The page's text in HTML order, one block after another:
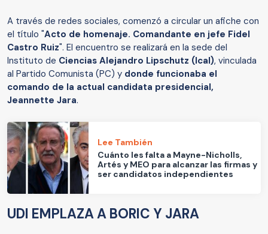
A través de redes sociales, comenzó a circular un afiche con
el título "Acto de homenaje. Comandante en jefe Fidel
Castro Ruiz". El encuentro se realizará en la sede del
Instituto de Ciencias Alejandro Lipschutz (Ical), vinculada
al Partido Comunista (PC) y donde funcionaba el
comando de la actual candidata presidencial,
Jeannette Jara.
Lee También
Cuánto les falta a Mayne-Nicholls,
Artés y MEO para alcanzar las firmas y
ser candidatos independientes
UDI EMPLAZA A BORIC Y JARA